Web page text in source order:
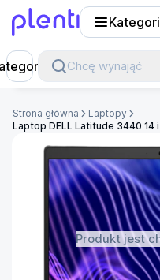
Chcę wynająć
Strona główna
Laptopy
Laptop DELL Latitude 3440 14
Produkt jest